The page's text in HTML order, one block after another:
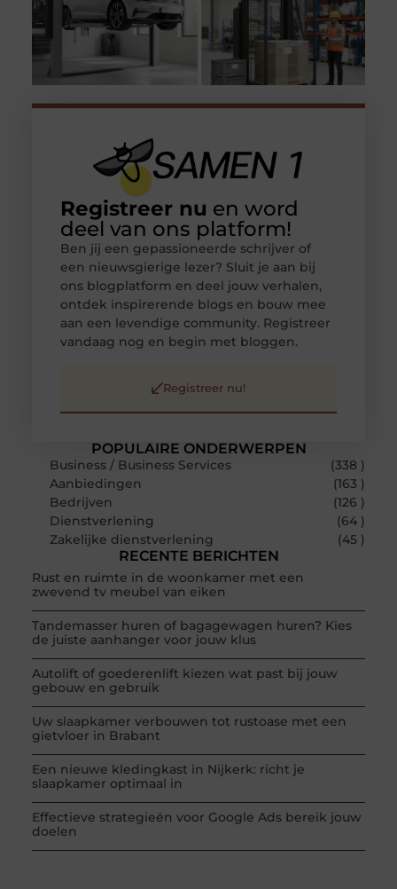
POPULAIRE ONDERWERPEN
Business / Business Services
(338 )
Aanbiedingen
(163 )
Bedrijven
(126 )
Dienstverlening
(64 )
Zakelijke dienstverlening
(45 )
RECENTE BERICHTEN
Rust en ruimte in de woonkamer met een
zwevend tv meubel van eiken
Tandemasser huren of bagagewagen huren? Kies
de juiste aanhanger voor jouw klus
Autolift of goederenlift kiezen wat past bij jouw
gebouw en gebruik
Uw slaapkamer verbouwen tot rustoase met een
gietvloer in Brabant
Een nieuwe kledingkast in Nijkerk: richt je
slaapkamer optimaal in
Effectieve strategieën voor Google Ads bereik jouw
doelen
Registreer nu en word
deel van ons platform!
Ben jij een gepassioneerde schrijver of
een nieuwsgierige lezer? Sluit je aan bij
ons blogplatform en deel jouw verhalen,
ontdek inspirerende blogs en bouw mee
aan een levendige community. Registreer
vandaag nog en begin met bloggen.
Registreer nu!